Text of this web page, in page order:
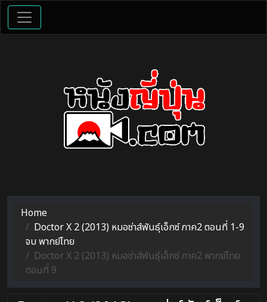
Home
Doctor X 2 (2013) หมอซ่าส์พันธุ์เอ็กซ์ ภาค2 ตอนที่ 1-9
จบ พากย์ไทย
Doctor X 2 (2013) หมอซ่าส์พันธุ์เอ็กซ์ ภาค2 พากย์ไทย
ตอนที่ 9